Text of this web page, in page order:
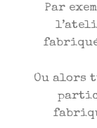
Par
Ou alors